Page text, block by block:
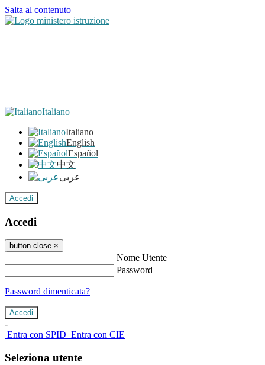
Salta al contenuto
Italiano
Italiano
English
Español
中文
عربى
Accedi
Accedi
button close ×
Nome Utente
Password
Password dimenticata?
-
Entra con SPID Entra con CIE
Seleziona utente